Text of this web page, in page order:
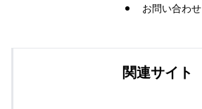
お問い合わせ
関連サイト